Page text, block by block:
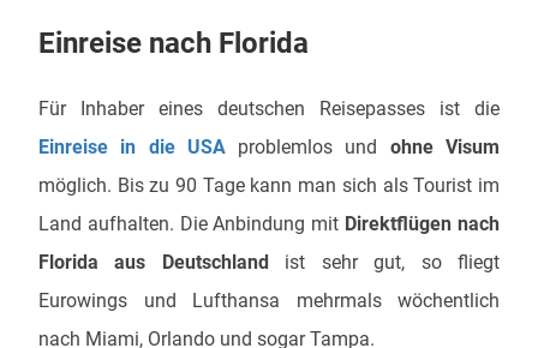
Einreise nach Florida
Für Inhaber eines deutschen Reisepasses ist die
Einreise in die USAproblemlos und ohne Visum
möglich. Bis zu 90 Tage kann man sich als Tourist im
Land aufhalten. Die Anbindung mit Direktflügen nach
Florida aus Deutschlandist sehr gut, so fliegt
Eurowings und Lufthansa mehrmals wöchentlich
nach Miami, Orlando und sogar Tampa.